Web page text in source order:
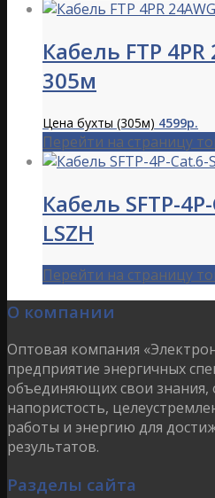
Кабель FTP
305м
Цена бухты (305м) 4599р.
Перейти на страницу
Кабель SFTP-
LSZH
Перейти на страницу
О компании
Оптовая компания
предприятие энергичных
объединяющих свои знания,
напористость,
работы и энергию для
результатов.
Разделы сайта